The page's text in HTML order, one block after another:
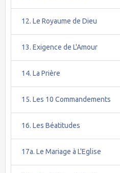
12. Le Royaume de Dieu
13. Exigence de L'Amour
14. La Prière
15. Les 10 Commandements
16. Les Béatitudes
17a. Le Mariage à L'Eglise